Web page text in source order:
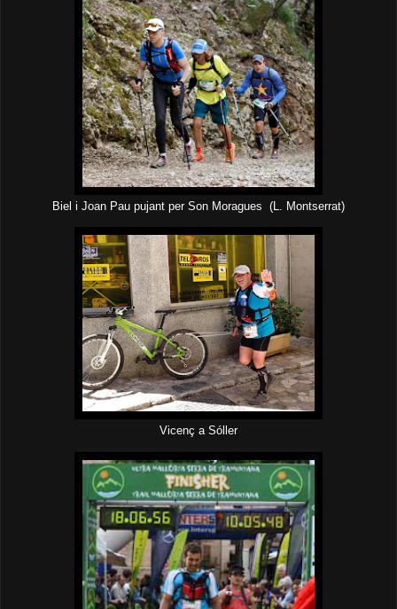
Biel i Joan Pau pujant per Son Moragues (L. Montserrat)
Vicenç a Sóller